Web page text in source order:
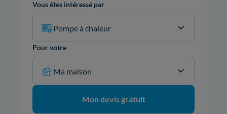
Vous êtes intéressé par
Pompe à chaleur
Pour votre
Ma maison
Mon devis gratuit